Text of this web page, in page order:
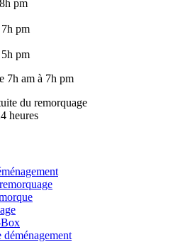
pm
pm
pm
7h am à 7h pm
du remorquage
heures
déménagement